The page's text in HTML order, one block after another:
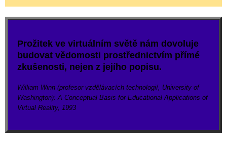
Prožitek ve virtuálním světě nám dovoluje
budovat vědomosti prostřednictvím přímé
zkušenosti, nejen z jejího popisu.
William Winn (profesor vzdělávacích technologií, University of
Washington): A Conceptual Basis for Educational Applications of
Virtual Reality, 1993